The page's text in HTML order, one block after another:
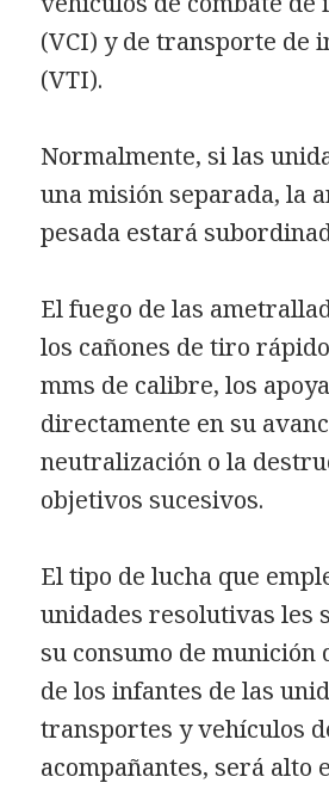
(VCI) y de transporte de
(VTI).
Normalmente, si las
una misión separada, la
pesada estará
El fuego de las
los cañones de tiro
mms de calibre, los
directamente en su
neutralización o la
objetivos sucesivos.
El tipo de lucha que
unidades resolutivas les
su consumo de munición
de los infantes de las
transportes y vehículos
acompañantes, será alto